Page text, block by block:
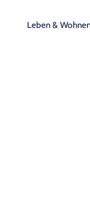
Leben &